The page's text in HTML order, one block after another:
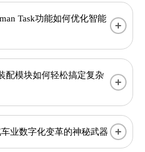
Task功能如何优化智能
配模块如何轻松搞定复杂
业数字化变革的神秘武器